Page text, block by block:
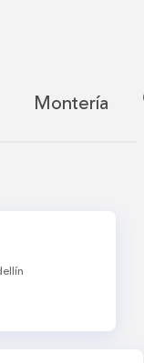
Montería